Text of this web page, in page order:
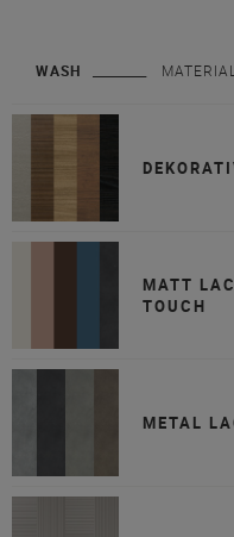
WASH
MATT
TOUCH
METAL